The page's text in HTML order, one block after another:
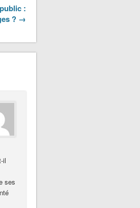
:
? →
il
ses